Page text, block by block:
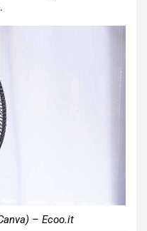
– Ecoo.it